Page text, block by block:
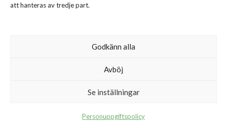
att hanteras av tredje part.
Godkänn alla
Avböj
Se inställningar
Personuppgiftspolicy
info@aldrecentrum.se
Talande webb
Personuppgiftspolicy